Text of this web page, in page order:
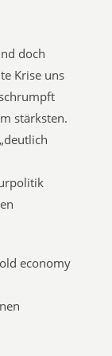
doch
Krise uns
stärksten.
economy